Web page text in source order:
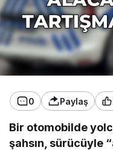
0 Paylaş
Bir otomobilde
şahsın, sürücüyle